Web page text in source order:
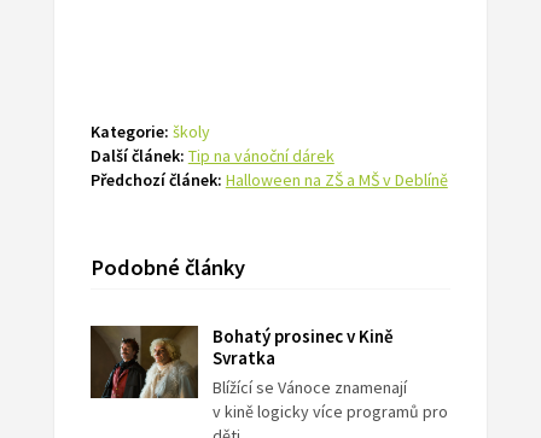
Kategorie: školy
Další článek: Tip na vánoční dárek
Předchozí článek: Halloween na ZŠ a MŠ v Deblíně
Podobné články
Bohatý prosinec v Kině
Svratka
Blížící se Vánoce znamenají
v kině logicky více programů pro